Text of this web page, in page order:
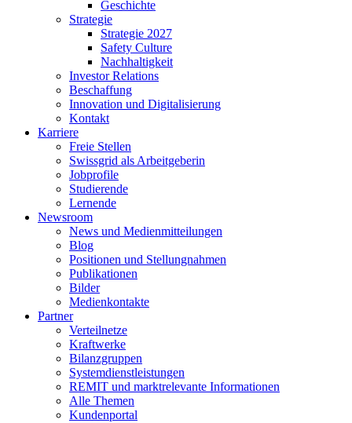
Geschichte
Strategie
Strategie 2027
Safety Culture
Nachhaltigkeit
Investor Relations
Beschaffung
Innovation und Digitalisierung
Kontakt
Karriere
Freie Stellen
Swissgrid als Arbeitgeberin
Jobprofile
Studierende
Lernende
Newsroom
News und Medienmitteilungen
Blog
Positionen und Stellungnahmen
Publikationen
Bilder
Medienkontakte
Partner
Verteilnetze
Kraftwerke
Bilanzgruppen
Systemdienstleistungen
REMIT und marktrelevante Informationen
Alle Themen
Kundenportal